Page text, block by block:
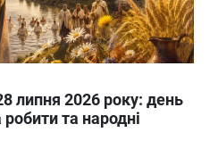
липня 2026 року: день
та народні